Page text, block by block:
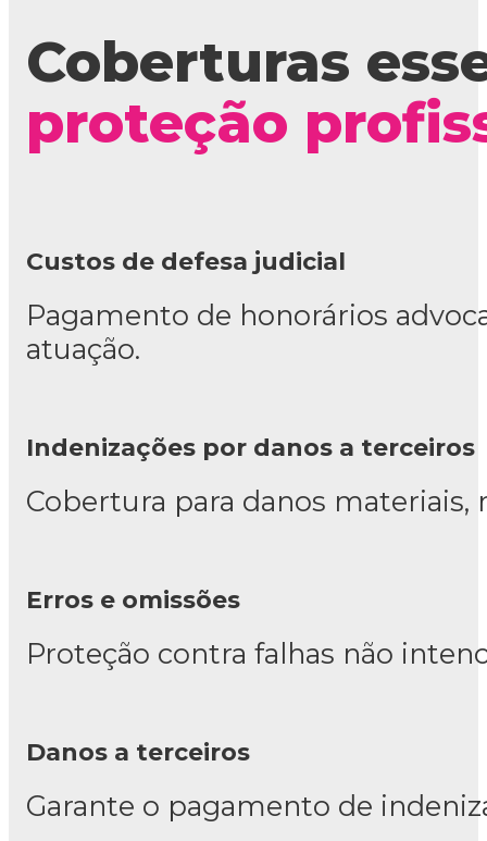
Coberturas
proteção
Custos de defesa judicial
Pagamento de honorários
atuação.
Indenizações por danos a terceiros
Cobertura para danos materiais,
Erros e omissões
Proteção contra falhas não
Danos a terceiros
Garante o pagamento de